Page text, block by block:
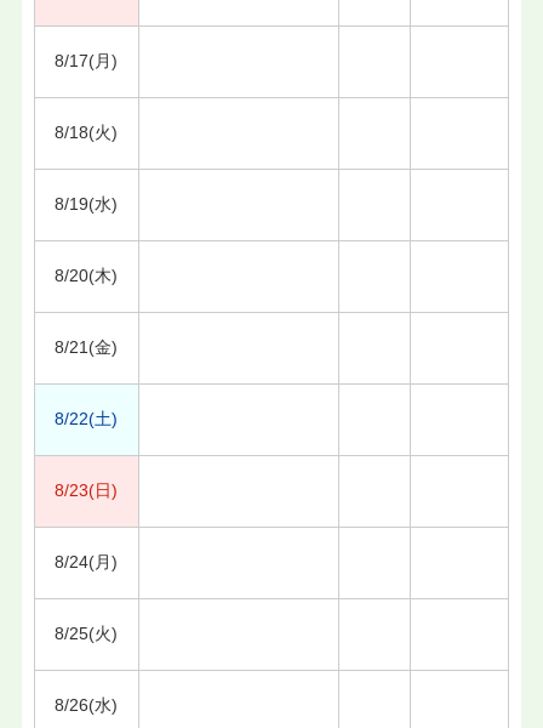
8/17(月)
8/18(火)
8/19(水)
8/20(木)
8/21(金)
8/22(土)
8/23(日)
8/24(月)
8/25(火)
8/26(水)